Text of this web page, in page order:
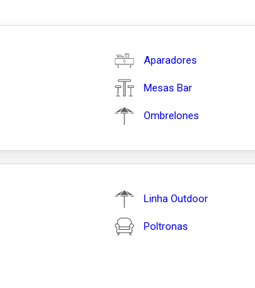
Aparadores
Mesas Bar
Ombrelones
Linha Outdoor
Poltronas